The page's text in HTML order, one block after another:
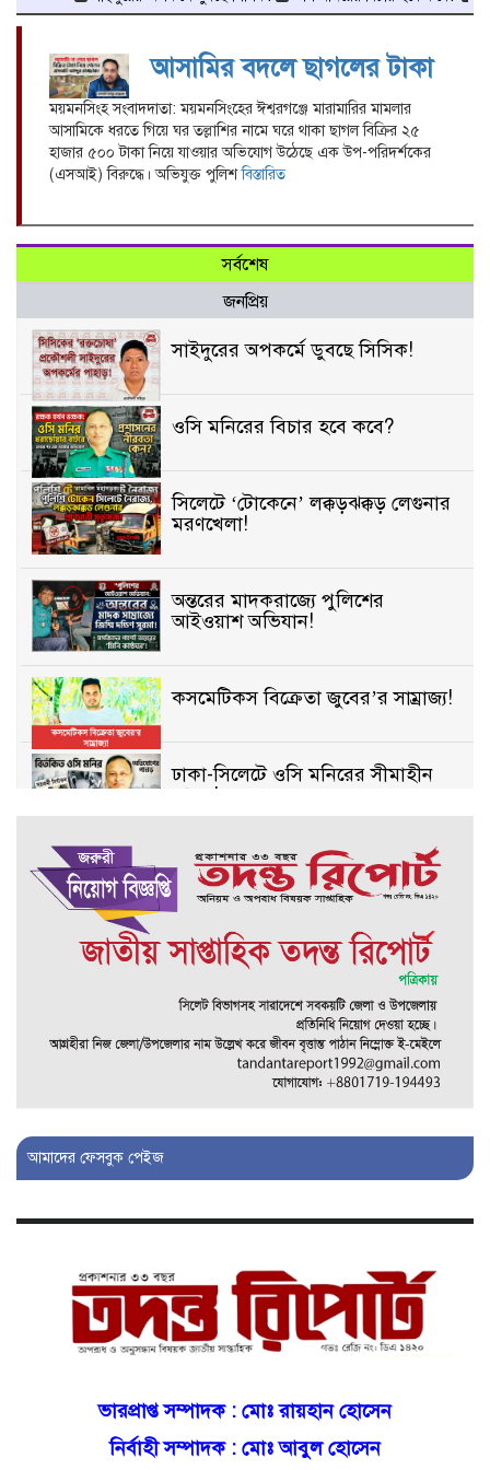
আসামির বদলে ছাগলের টাকা
ময়মনসিংহ সংবাদদাতা: ময়মনসিংহের ঈশ্বরগঞ্জে মারামারির মামলার
আসামিকে ধরতে গিয়ে ঘর তল্লাশির নামে ঘরে থাকা ছাগল বিক্রির ২৫
হাজার ৫০০ টাকা নিয়ে যাওয়ার অভিযোগ উঠেছে এক উপ-পরিদর্শকের
(এসআই) বিরুদ্ধে। অভিযুক্ত পুলিশবিস্তারিত
সর্বশেষ
জনপ্রিয়
সাইদুরের অপকর্মে ডুবছে সিসিক!
ওসি মনিরের বিচার হবে কবে?
সিলেটে ‘টোকেনে’ লক্কড়ঝক্কড় লেগুনার
মরণখেলা!
অন্তরের মাদকরাজ্যে পুলিশের
আইওয়াশ অভিযান!
কসমেটিকস বিক্রেতা জুবের’র সাম্রাজ্য!
ঢাকা-সিলেটে ওসি মনিরের সীমাহীন
তাণ্ডব!
সিলেটে প্রতারণার ভয়াবহ জাল,
পর্যটকের সর্বস্ব লুটের গল্প!
বিআইডিসি’তে ১৫ বছরের দখলদারিত্ব
বজায় রাখতে মরিয়া ‘পিচ্চি’ আমিনুর!
কিশোরীকে যৌনপীড়নের পর
ভ্রূণহত্যার অপচেষ্টা, গোয়াইনঘাট জুড়ে
চাঞ্চল্য!
মোগলাবাজার থানা কার কবলে?
দুলালের রাজত্ব!
মোগলাবাজারে এসআই দয়াময়’র
যন্ত্র বিকলের বাহানা: বেসরকারির
আমাদের ফেসবুক পেইজ
ভারপ্রাপ্ত সম্পাদক : মোঃ রায়হান হোসেন
নির্বাহী সম্পাদক : মোঃ আবুল হোসেন